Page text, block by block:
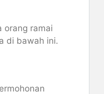
orang ramai
di bawah ini.